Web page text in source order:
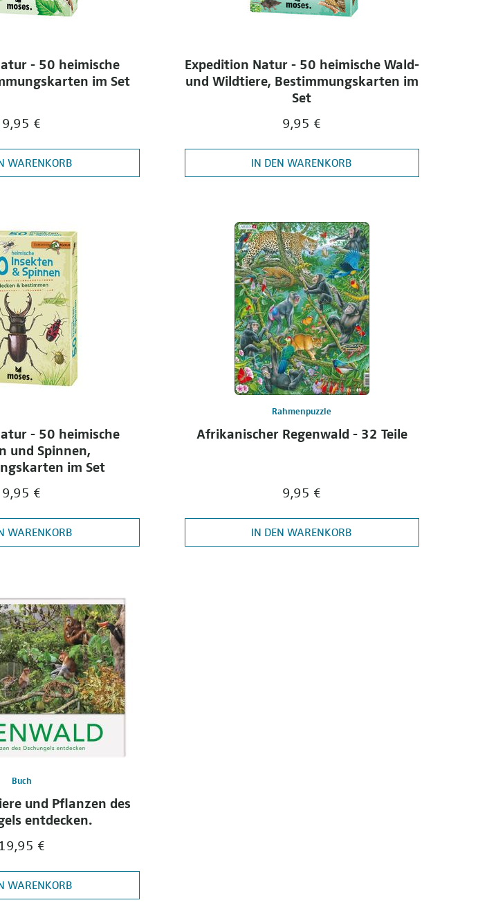
- 50 heimische
im Set
9,95 €
WARENKORB
Expedition Natur - 50 heimische Wald-
und Wildtiere, Bestimmungskarten im
Set
9,95 €
IN DEN WARENKORB
- 50 heimische
und Spinnen,
im Set
9,95 €
WARENKORB
Rahmenpuzzle
Afrikanischer Regenwald - 32 Teile
9,95 €
IN DEN WARENKORB
Buch
und Pflanzen des
entdecken.
€
WARENKORB